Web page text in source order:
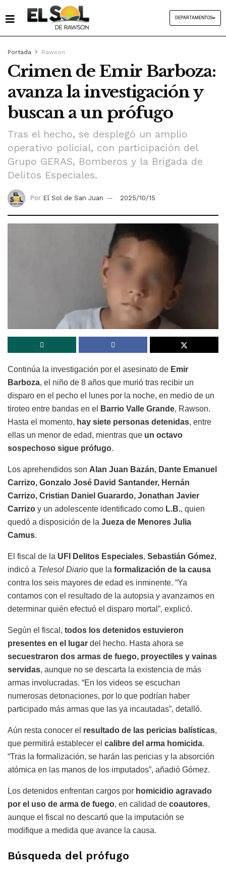
DEPARTAMENTOS
Portada Rawson
Crimen de Emir Barboza:
avanza la investigación y
buscan a un prófugo
Tras el hecho, se desplegó un amplio
operativo policial, con participación del
Grupo GERAS, Bomberos y la Brigada de
Delitos Especiales.
Por El Sol de San Juan 2025/10/15
Continúa la investigación por el asesinato de Emir
Barboza, el niño de 8 años que murió tras recibir un
disparo en el pecho el lunes por la noche, en medio de un
tiroteo entre bandas en el
Barrio Valle Grande, Rawson.
Hasta el momento, hay siete personas detenidas, entre
ellas un menor de edad, mientras que un octavo
sospechoso sigue prófugo.
Los aprehendidos son Alan Juan Bazán, Dante Emanuel
Carrizo, Gonzalo José David Santander, Hernán
Carrizo, Cristian Daniel Guarardo, Jonathan Javier
Carrizo y un adolescente identificado como L.B., quien
quedó a disposición de la Jueza de Menores Julia
Camus.
El fiscal de la UFI Delitos Especiales, Sebastián Gómez,
indicó a Telesol Diario que la formalización de la causa
contra los seis mayores de edad es inminente. “Ya
contamos con el resultado de la autopsia y avanzamos en
determinar quién efectuó el disparo mortal”, explicó.
Según el fiscal, todos los detenidos estuvieron
presentes en el lugar del hecho. Hasta ahora se
secuestraron dos armas de fuego, proyectiles y vainas
servidas, aunque no se descarta la existencia de más
armas involucradas. “En los videos se escuchan
numerosas detonaciones, por lo que podrían haber
participado más armas que las ya incautadas”, detalló.
Aún resta conocer el resultado de las pericias balísticas,
que permitirá establecer el calibre del arma homicida.
“Tras la formalización, se harán las pericias y la absorción
atómica en las manos de los imputados”, añadió Gómez.
Los detenidos enfrentan cargos por homicidio agravado
por el uso de arma de fuego, en calidad de coautores,
aunque el fiscal no descartó que la imputación se
modifique a medida que avance la causa.
Búsqueda del prófugo